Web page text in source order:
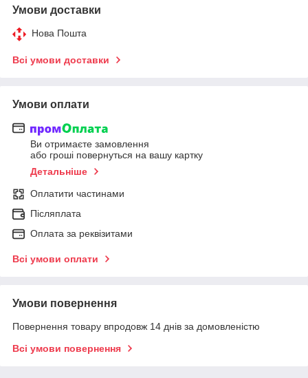
Умови доставки
Нова Пошта
Всі умови доставки
Умови оплати
Ви отримаєте замовлення
або гроші повернуться на вашу картку
Детальніше
Оплатити частинами
Післяплата
Оплата за реквізитами
Всі умови оплати
Умови повернення
Повернення товару впродовж 14 днів за домовленістю
Всі умови повернення